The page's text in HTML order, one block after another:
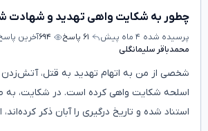
چطور به شکایت واهی تهدید و شهادت
پرسیده شده ۴ ماه پیش ۶۱ پاسخ ۶۹۴آخرین
محمدباقر سلیمانگلی
شخصی از من به اتهام تهدید به قتل، آتش‌زدن
اسلحه شکایت واهی کرده است. در شکایت،
استناد شده و تاریخ درگیری را آبان ذکر